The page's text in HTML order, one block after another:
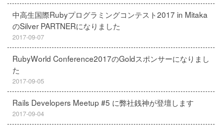
中高生国際Rubyプログラミングコンテスト2017 in Mitaka
のSilver PARTNERになりました
2017-09-07
RubyWorld Conference2017のGoldスポンサーになりまし
た
2017-09-05
Rails Developers Meetup #5 に弊社銭神が登壇します
2017-09-04